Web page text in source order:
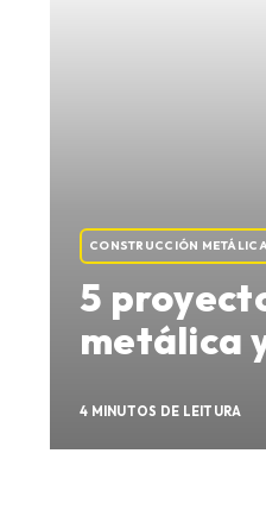
CONSTRUCCIÓN
5
metálica
4 MINUTOS DE LEITURA